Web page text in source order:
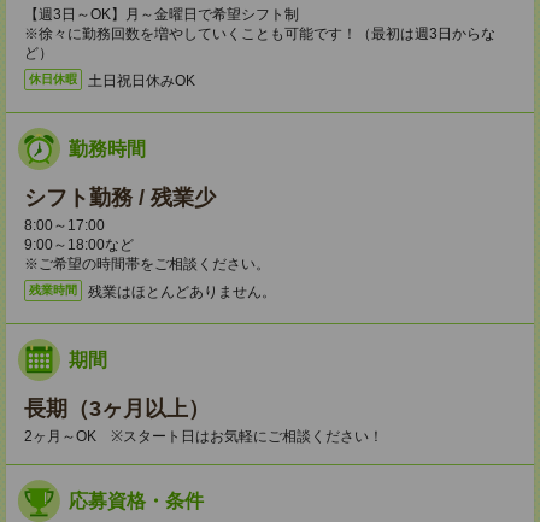
【週3日～OK】月～金曜日で希望シフト制
※徐々に勤務回数を増やしていくことも可能です！（最初は週3日からな
ど）
休日休暇 土日祝日休みOK
勤務時間
シフト勤務 / 残業少
8:00～17:00
9:00～18:00など
※ご希望の時間帯をご相談ください。
残業時間 残業はほとんどありません。
期間
長期（3ヶ月以上）
2ヶ月～OK ※スタート日はお気軽にご相談ください！
応募資格・条件